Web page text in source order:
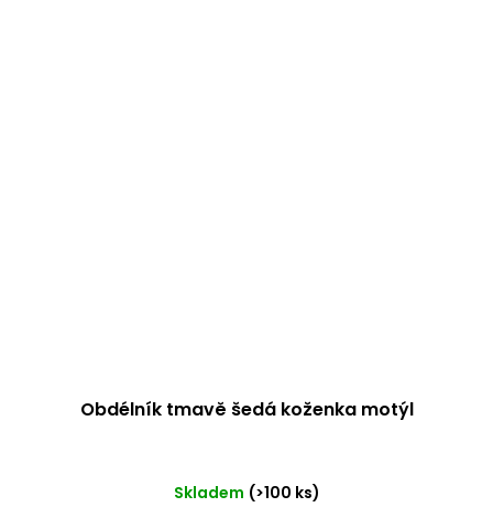
Obdélník tmavě šedá koženka motýl
Skladem (>100 ks)